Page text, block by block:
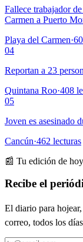
Fallece trabajador
Carmen a Puerto
Playa del Carmen·
04
Reportan a 23
Quintana Roo·408
05
Joven es asesinado
Cancún·462 lecturas
📰 Tu edición de hoy
Recibe el
El diario para
correo, todos los